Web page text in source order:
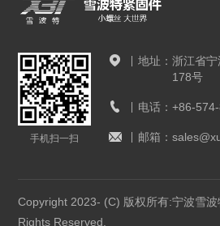
手机扫一扫
地址：浙江省
178号
电话：+86-
邮箱：
Copyright 2023- (C) 版权所有:宁波雪
Rights Reserved.